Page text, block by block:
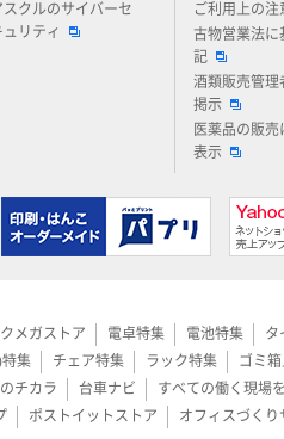
スクルのサイバーセ
ュリティ
ご利用上の注
古物営業法に
記
酒類販売管理
掲示
医薬品の販売
表示
メガストア 電卓特集 電池特集
タ
集
チェア特集 ラック特集
ゴミ
チカラ 台車ナビ
すべての働く現場
ポストイットストア オフィスづくり